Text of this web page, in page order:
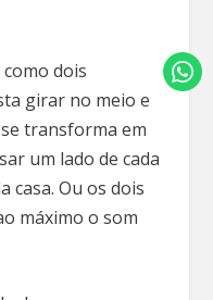
dois
girar no meio e
transforma em
um lado de cada
casa. Ou os dois
máximo o som